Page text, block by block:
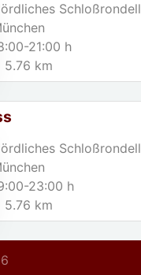
Schloßrondell
21:00 h
5.76 km
Schloßrondell
23:00 h
5.76 km